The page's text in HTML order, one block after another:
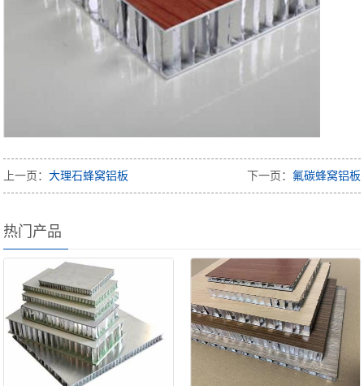
上一页：大理石蜂窝铝板 下一页： 氟碳蜂窝铝板
热门产品